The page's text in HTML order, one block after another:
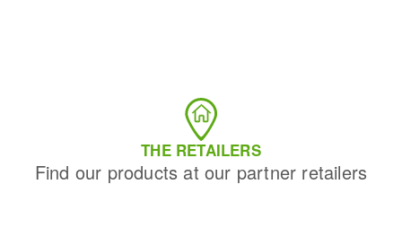
THE RETAILERS
Find our products at our partner retailers